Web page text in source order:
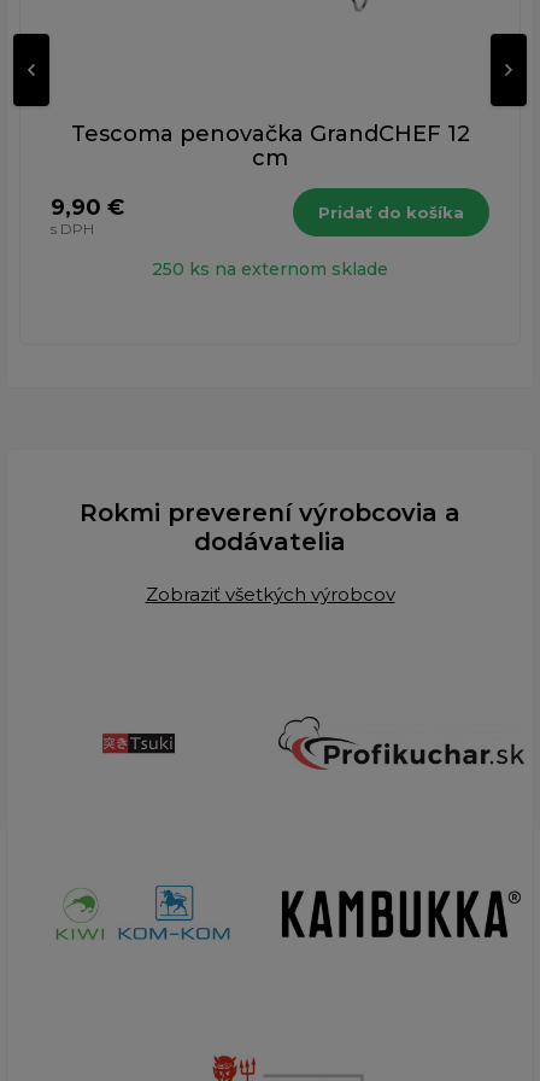
Tescoma penovačka GrandCHEF 12
cm
9,90 €
s DPH
Pridať do košíka
250 ks na externom sklade
Rokmi preverení výrobcovia a
dodávatelia
Zobraziť všetkých výrobcov